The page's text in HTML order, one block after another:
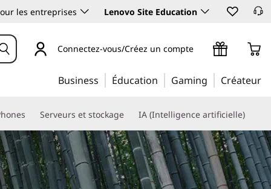
les entreprises Lenovo Site Education
Connectez-vous/Créez un compte
Business Éducation Gaming Créateur
Serveurs et stockage IA (Intelligence artificielle)